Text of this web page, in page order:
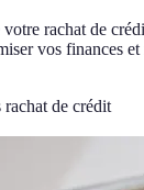
rachat de
vos finances
rachat de crédit